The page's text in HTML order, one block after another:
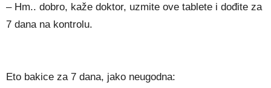
– Hm.. dobro, kaže doktor, uzmite ove tablete i dođite za
7 dana na kontrolu.
Eto bakice za 7 dana, jako neugodna: